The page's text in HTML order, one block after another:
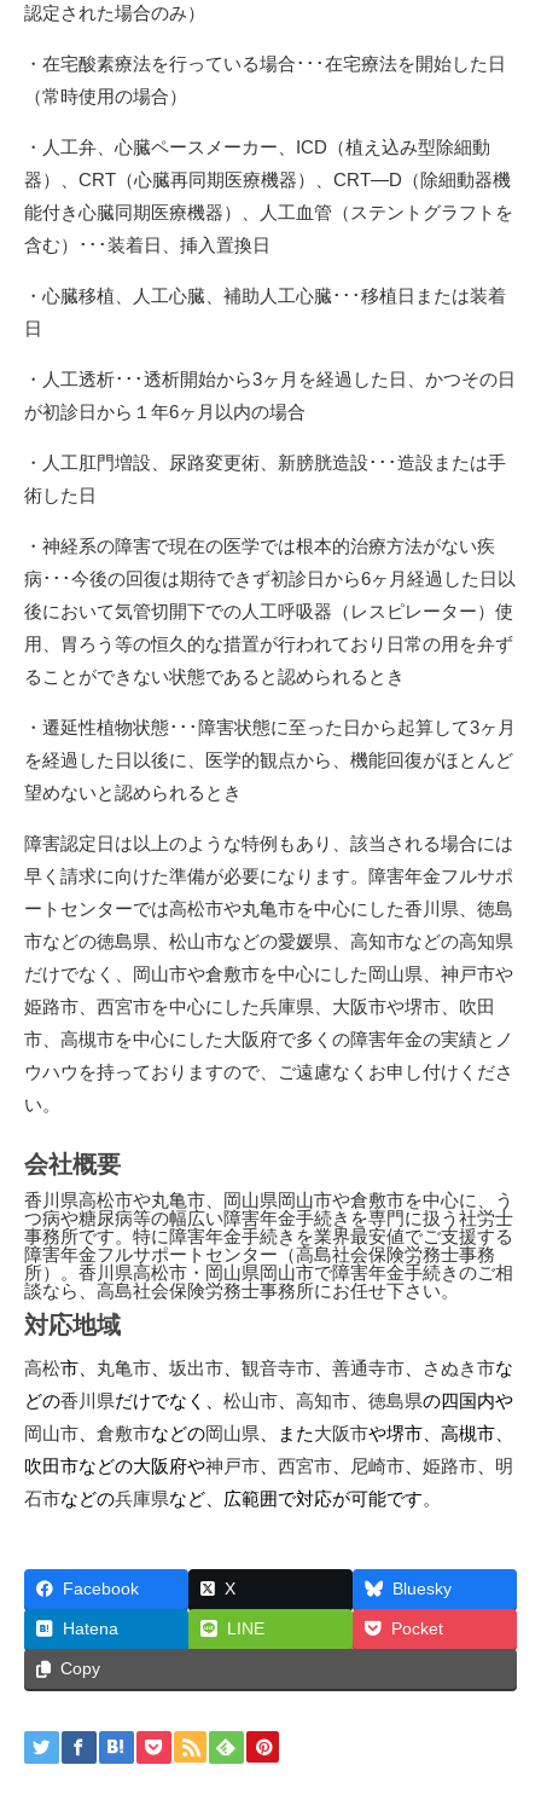
認定された場合のみ）
・在宅酸素療法を行っている場合･･･在宅療法を開始した日
（常時使用の場合）
・人工弁、心臓ペースメーカー、ICD（植え込み型除細動
器）、CRT（心臓再同期医療機器）、CRT―D（除細動器機
能付き心臓同期医療機器）、人工血管（ステントグラフトを
含む）･･･装着日、挿入置換日
・心臓移植、人工心臓、補助人工心臓･･･移植日または装着
日
・人工透析･･･透析開始から3ヶ月を経過した日、かつその日
が初診日から１年6ヶ月以内の場合
・人工肛門増設、尿路変更術、新膀胱造設･･･造設または手
術した日
・神経系の障害で現在の医学では根本的治療方法がない疾
病･･･今後の回復は期待できず初診日から6ヶ月経過した日以
後において気管切開下での人工呼吸器（レスピレーター）使
用、胃ろう等の恒久的な措置が行われており日常の用を弁ず
ることができない状態であると認められるとき
・遷延性植物状態･･･障害状態に至った日から起算して3ヶ月
を経過した日以後に、医学的観点から、機能回復がほとんど
望めないと認められるとき
障害認定日は以上のような特例もあり、該当される場合には
早く請求に向けた準備が必要になります。障害年金フルサポ
ートセンターでは高松市や丸亀市を中心にした香川県、徳島
市などの徳島県、松山市などの愛媛県、高知市などの高知県
だけでなく、岡山市や倉敷市を中心にした岡山県、神戸市や
姫路市、西宮市を中心にした兵庫県、大阪市や堺市、吹田
市、高槻市を中心にした大阪府で多くの障害年金の実績とノ
ウハウを持っておりますので、ご遠慮なくお申し付けくださ
い。
会社概要
香川県高松市や丸亀市、岡山県岡山市や倉敷市を中心に、う
つ病や糖尿病等の幅広い障害年金手続きを専門に扱う社労士
事務所です。特に障害年金手続きを業界最安値でご支援する
障害年金フルサポートセンター（高島社会保険労務士事務
所）。香川県高松市・岡山県岡山市で障害年金手続きのご相
談なら、高島社会保険労務士事務所にお任せ下さい。
対応地域
高松市、 丸亀市 坂出市 観音寺市 善通寺市 さぬき市な
どの香川県だけでなく、 松山市 高知市 徳島県の四国内や
岡山市
倉敷市などの岡山県 、また大阪市や堺市、高槻市、
吹田市などの大阪府や神戸市 西宮市 尼崎市 姫路市
明
石市などの兵庫県など、広範囲で対応が可能です。
Facebook X Bluesky
Hatena LINE Pocket
Copy